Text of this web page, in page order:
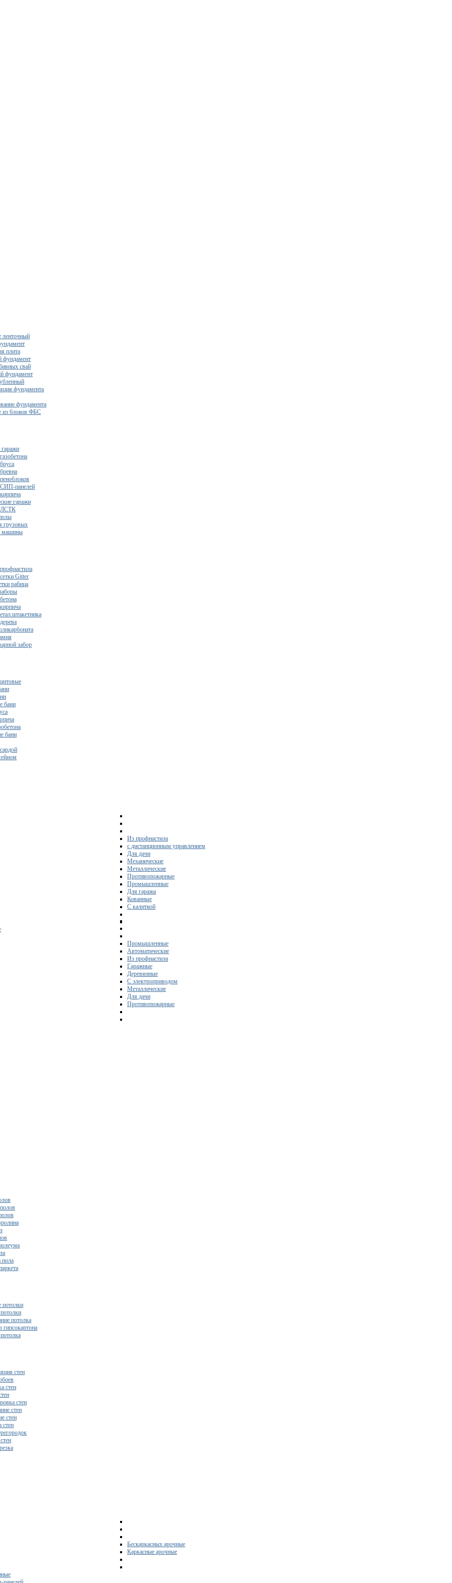
ленточный
плита
фундамент
свай
фундамент
фундамента
фундамента
из блоков ФБС
панелей
гаражи
ЛСТК
грузовых
машины
Gitter
рабица
забор
бани
бани
Из профнастила
с дистанционным управлением
Для дачи
Механические
Металлические
Противопожарные
Промышленные
Для гаража
Кованные
С калиткой
Промышленные
Автоматические
Из профнастила
Гаражные
Деревянные
С электроприводом
Металлические
Для дачи
Противопожарные
потолки
потолка
гипсокартона
стен
стен
стен
стен
стен
стен
Бескаркасных арочные
Каркасные арочные